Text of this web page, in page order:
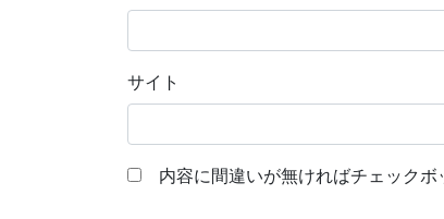
サイト
内容に間違いが無ければチェックボ